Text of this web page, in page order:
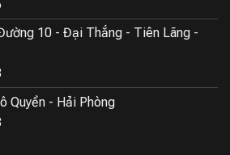
10 - Đại Thắng - Tiên Lãng -
Quyền - Hải Phòng